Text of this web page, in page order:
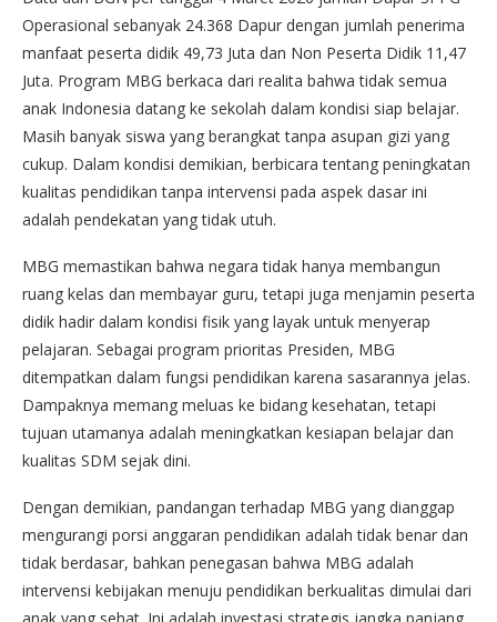
Operasional sebanyak 24.368 Dapur dengan jumlah penerima
manfaat peserta didik 49,73 Juta dan Non Peserta Didik 11,47
Juta. Program MBG berkaca dari realita bahwa tidak semua
anak Indonesia datang ke sekolah dalam kondisi siap belajar.
Masih banyak siswa yang berangkat tanpa asupan gizi yang
cukup. Dalam kondisi demikian, berbicara tentang peningkatan
kualitas pendidikan tanpa intervensi pada aspek dasar ini
adalah pendekatan yang tidak utuh.
MBG memastikan bahwa negara tidak hanya membangun
ruang kelas dan membayar guru, tetapi juga menjamin peserta
didik hadir dalam kondisi fisik yang layak untuk menyerap
pelajaran. Sebagai program prioritas Presiden, MBG
ditempatkan dalam fungsi pendidikan karena sasarannya jelas.
Dampaknya memang meluas ke bidang kesehatan, tetapi
tujuan utamanya adalah meningkatkan kesiapan belajar dan
kualitas SDM sejak dini.
Dengan demikian, pandangan terhadap MBG yang dianggap
mengurangi porsi anggaran pendidikan adalah tidak benar dan
tidak berdasar, bahkan penegasan bahwa MBG adalah
intervensi kebijakan menuju pendidikan berkualitas dimulai dari